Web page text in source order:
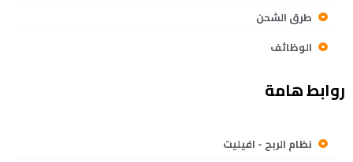
طرق الشحن
الوظائف
روابط هامة
نظام الربح - افيليت